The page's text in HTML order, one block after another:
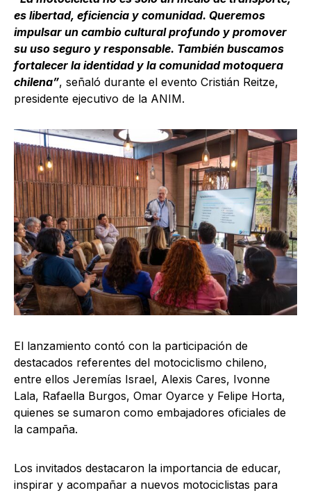
es libertad, eficiencia y comunidad. Queremos
impulsar un cambio cultural profundo y promover
su uso seguro y responsable. También buscamos
fortalecer la identidad y la comunidad motoquera
chilena”, señaló durante el evento Cristián Reitze,
presidente ejecutivo de la ANIM.
El lanzamiento contó con la participación de
destacados referentes del motociclismo chileno,
entre ellos Jeremías Israel, Alexis Cares, Ivonne
Lala, Rafaella Burgos, Omar Oyarce y Felipe Horta,
quienes se sumaron como embajadores oficiales de
la campaña.
Los invitados destacaron la importancia de educar,
inspirar y acompañar a nuevos motociclistas para